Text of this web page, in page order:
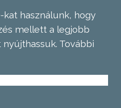
használunk, hogy
mellett a legjobb
További